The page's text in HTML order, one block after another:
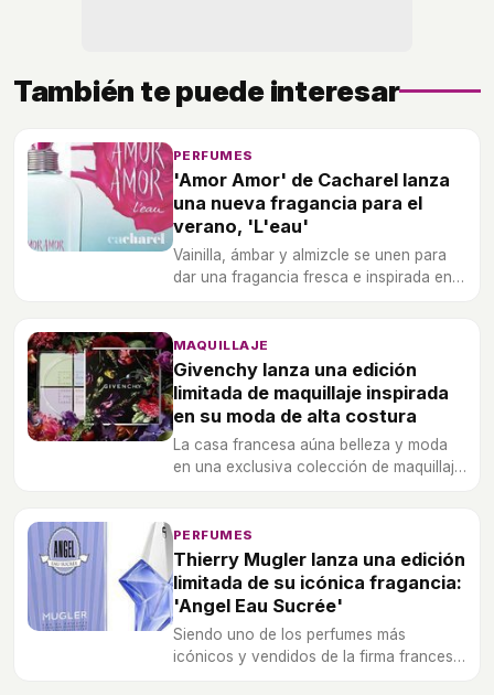
También te puede interesar
PERFUMES
'Amor Amor' de Cacharel lanza
una nueva fragancia para el
verano, 'L'eau'
Vainilla, ámbar y almizcle se unen para
dar una fragancia fresca e inspirada en
MAQUILLAJE
Givenchy lanza una edición
limitada de maquillaje inspirada
en su moda de alta costura
La casa francesa aúna belleza y moda
en una exclusiva colección de maquillaje
PERFUMES
Thierry Mugler lanza una edición
limitada de su icónica fragancia:
'Angel Eau Sucrée'
Siendo uno de los perfumes más
icónicos y vendidos de la firma francesa,